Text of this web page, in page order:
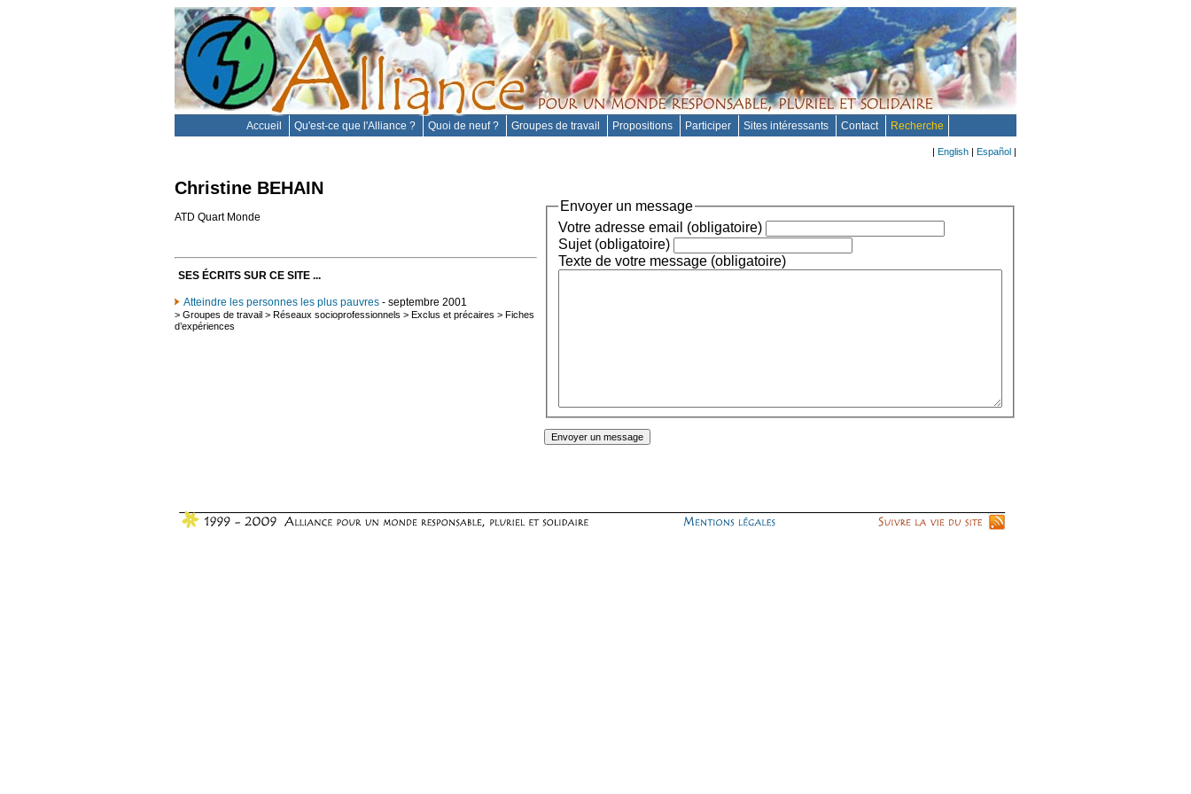
Accueil Qu'est-ce que l'Alliance ? Quoi de neuf ? Groupes de travail Propositions Participer Sites intéressants Contact Recherche
| English | Español |
Christine BEHAIN
ATD Quart Monde
SES ÉCRITS SUR CE SITE ...
Atteindre les personnes les plus pauvres - septembre 2001
> Groupes de travail > Réseaux socioprofessionnels > Exclus et précaires > Fiches
d’expériences
Envoyer un message
Votre adresse email (obligatoire)
Sujet (obligatoire)
Texte de votre message (obligatoire)